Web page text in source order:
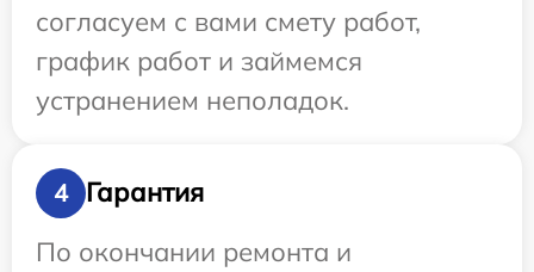
согласуем с вами смету работ,
график работ и займемся
устранением неполадок.
4
Гарантия
По окончании ремонта и